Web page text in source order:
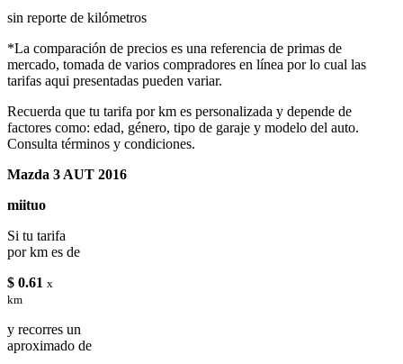
sin reporte de kilómetros
*La comparación de precios es una referencia de primas de
mercado, tomada de varios compradores en línea por lo cual las
tarifas aqui presentadas pueden variar.
Recuerda que tu tarifa por km es personalizada y depende de
factores como: edad, género, tipo de garaje y modelo del auto.
Consulta términos y condiciones.
Mazda 3 AUT 2016
miituo
Si tu tarifa
por km es de
$ 0.61 x
km
y recorres un
aproximado de